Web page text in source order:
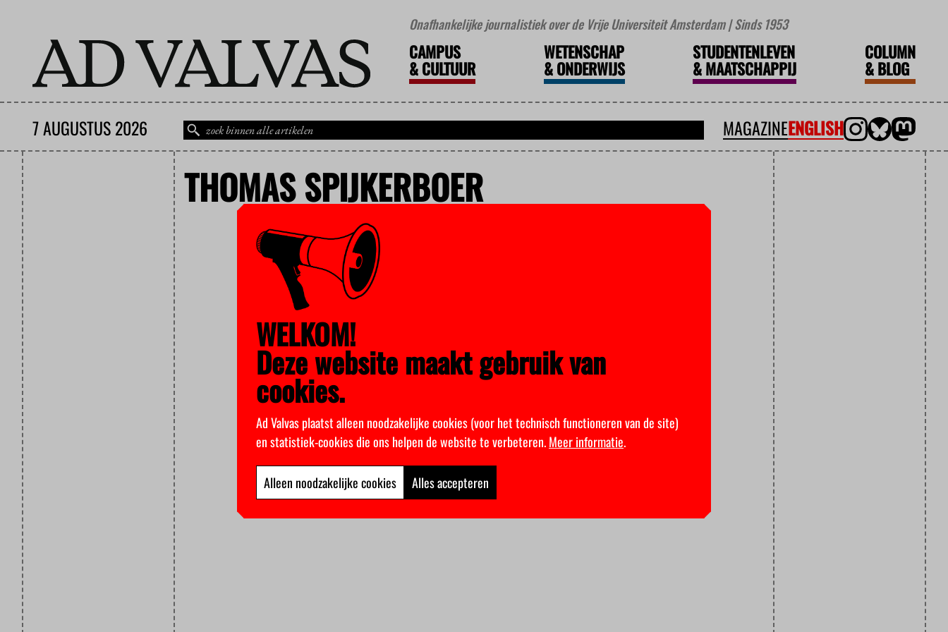
Onafhankelijke journalistiek over de Vrije Universiteit Amsterdam | Sinds 1953
CAMPUS
&CULTUUR
WETENSCHAP
&ONDERWIJS
STUDENTENLEVEN
&MAATSCHAPPIJ
COLUMN
&BLOG
7 AUGUSTUS 2026 MAGAZINEENGLISH
THOMAS SPIJKERBOER
WELKOM!
Deze website maakt gebruik van
cookies.
Ad Valvas plaatst alleen noodzakelijke cookies (voor het technisch functioneren van de site)
en statistiek-cookies die ons helpen de website te verbeteren.Meer informatie.
Alleen noodzakelijke cookies Alles accepteren